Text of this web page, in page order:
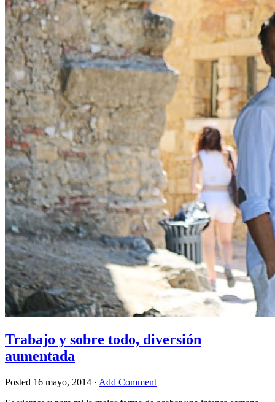
Trabajo y sobre todo, diversión
aumentada
Posted 16 mayo, 2014 · Add Comment